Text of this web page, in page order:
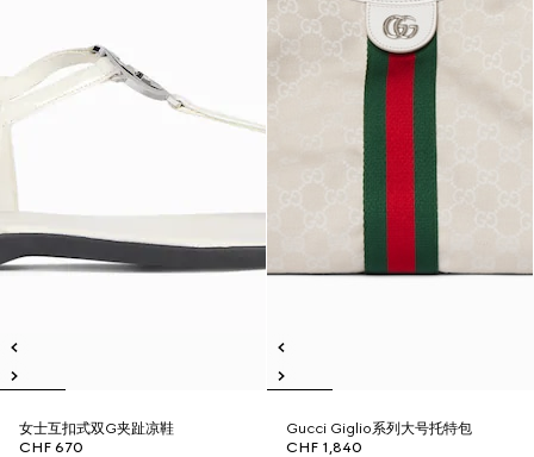
女士互扣式双G夹趾凉鞋
CHF 670
Gucci Giglio系列大号托特包
CHF 1,840